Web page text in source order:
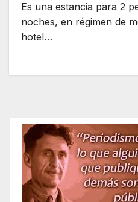
Es una estancia para 2
noches, en régimen de
hotel…